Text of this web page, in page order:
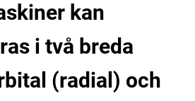
kan
i två breda
(radial) och